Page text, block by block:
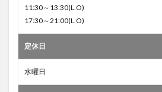
11:30～13:30(L.O)
17:30～21:00(L.O)
定休日
水曜日